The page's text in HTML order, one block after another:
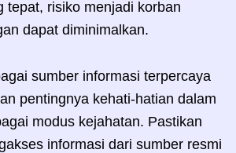
tepat, risiko menjadi korban
dapat diminimalkan.
sumber informasi terpercaya
pentingnya kehati-hatian dalam
modus kejahatan. Pastikan
informasi dari sumber resmi